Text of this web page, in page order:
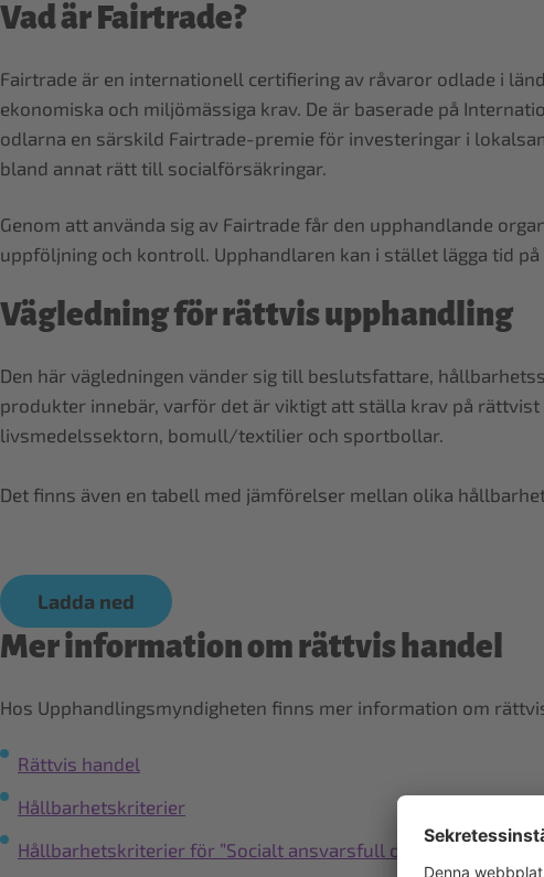
Vad är Fairtrade?
Fairtrade är en internationell certifiering av råvaror odlade i
ekonomiska och miljömässiga krav. De är baserade på
odlarna en särskild Fairtrade-premie för investeringar i
bland annat rätt till socialförsäkringar.
Genom att använda sig av Fairtrade får den upphandlande
uppföljning och kontroll. Upphandlaren kan i stället lägga tid
Vägledning för rättvis upphandling
Den här vägledningen vänder sig till beslutsfattare,
produkter innebär, varför det är viktigt att ställa krav på
livsmedelssektorn, bomull/textilier och sportbollar.
Det finns även en tabell med jämförelser mellan olika
Ladda ned
Mer information om rättvis handel
Hos Upphandlingsmyndigheten finns mer information om
Rättvis handel
Hållbarhetskriterier
Hållbarhetskriterier för ”Socialt ansvarsfull odling och rättvis